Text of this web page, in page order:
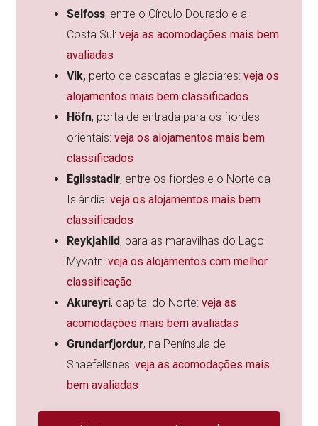
Selfoss, entre o Círculo Dourado e a
Costa Sul:veja as acomodações mais bem
avaliadas
Vik, perto de cascatas e glaciares:veja os
alojamentos mais bem classificados
Höfn, porta de entrada para os fiordes
orientais:veja os alojamentos mais bem
classificados
Egilsstadir, entre os fiordes e o Norte da
Islândia:veja os alojamentos mais bem
classificados
Reykjahlid, para as maravilhas do Lago
Myvatn:veja os alojamentos com melhor
classificação
Akureyri, capital do Norte:veja as
acomodações mais bem avaliadas
Grundarfjordur, na Península de
Snaefellsnes:veja as acomodações mais
bem avaliadas